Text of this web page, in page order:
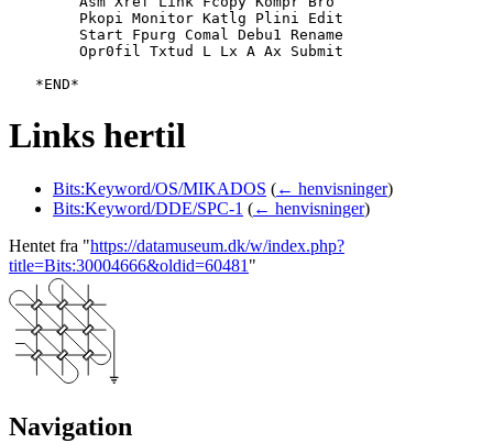
Links hertil
Bits:Keyword/OS/MIKADOS (← henvisninger)
Bits:Keyword/DDE/SPC-1 (← henvisninger)
Hentet fra "https://datamuseum.dk/w/index.php?
title=Bits:30004666&oldid=60481"
Navigation